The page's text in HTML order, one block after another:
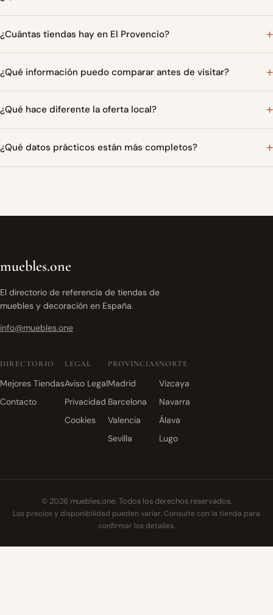
¿Cuántas tiendas hay en El Provencio?
¿Qué información puedo comparar antes de visitar?
¿Qué hace diferente la oferta local?
¿Qué datos prácticos están más completos?
muebles.one
El directorio de referencia de tiendas de
muebles y decoración en España.
info@muebles.one
DIRECTORIO
Mejores Tiendas
Contacto
LEGAL
Aviso Legal
Privacidad
Cookies
PROVINCIAS
Madrid
Barcelona
Valencia
Sevilla
NORTE
Vizcaya
Navarra
Álava
Lugo
© 2026 muebles.one. Todos los derechos reservados.
Los precios y disponibilidad pueden variar. Consulte con la tienda para
confirmar los detalles.